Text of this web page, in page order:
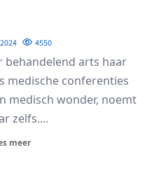
4550
behandelend arts haar
medische conferenties
medisch wonder, noemt
zelfs....
meer